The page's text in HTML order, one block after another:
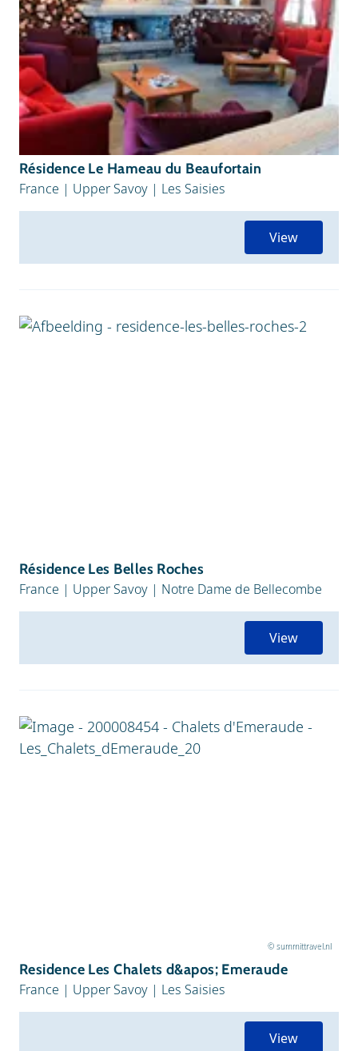
Résidence Le Hameau du Beaufortain
France | Upper Savoy | Les Saisies
View
Résidence Les Belles Roches
France | Upper Savoy | Notre Dame de Bellecombe
View
© summittravel.nl
Residence Les Chalets d&apos; Emeraude
France | Upper Savoy | Les Saisies
View